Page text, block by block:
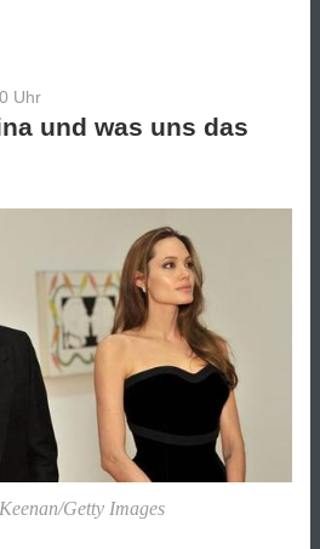
Uhr
und was uns das
Getty Images